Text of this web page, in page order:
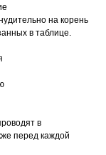
на корень
в таблице.
в
перед каждой